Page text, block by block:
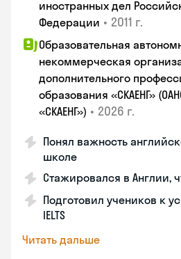
иностранных дел
Федерации • 2011 г.
Образовательная
некоммерческая
дополнительного
образования «СКАЕНГ»
«СКАЕНГ») • 2026 г.
Понял важность
школе
Стажировался в Англии,
Подготовил учеников к
IELTS
Читать дальше